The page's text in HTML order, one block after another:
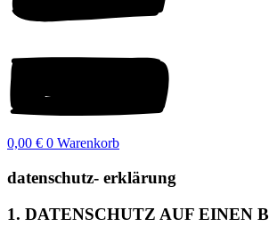
0,00 € 0 Warenkorb
datenschutz- erklärung
1. DATENSCHUTZ AUF EINEN